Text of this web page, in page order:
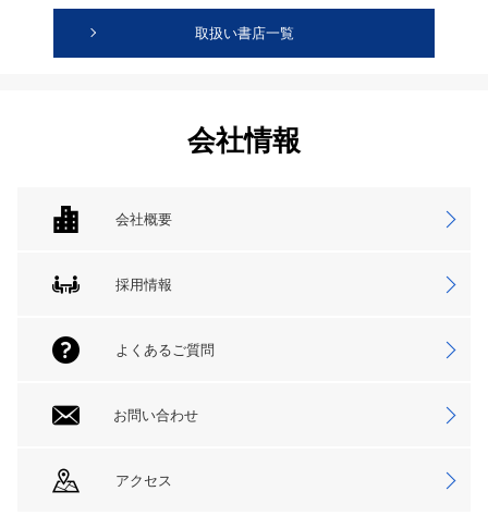
取扱い書店一覧
会社情報
会社概要
採用情報
よくあるご質問
お問い合わせ
アクセス